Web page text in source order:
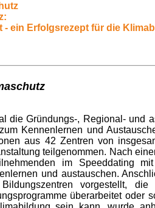
- ein Erfolgsrezept für die
die Gründungs-, Regional- und
zum Kennenlernen und
aus 42 Zentren von
teilgenommen. Nach
im Speeddating mit
und austauschen.
vorgestellt,
überarbeitet oder